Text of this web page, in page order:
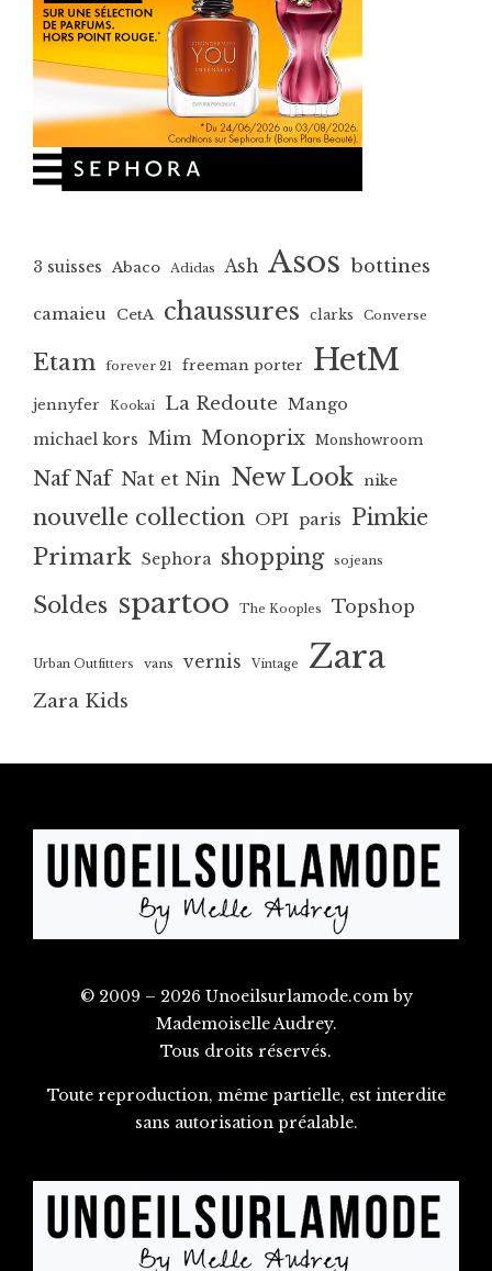
3 suisses Abaco Adidas Ash Asos bottines
camaieu CetA chaussures clarks Converse
Etam forever 21 freeman porter HetM
jennyfer Kookai La Redoute Mango
michael kors Mim Monoprix Monshowroom
Naf Naf Nat et Nin New Look nike
nouvelle collection OPI paris Pimkie
Primark Sephora shopping sojeans
Soldes spartoo The Kooples Topshop
Urban Outfitters vans vernis Vintage Zara
Zara Kids
© 2009 – 2026 Unoeilsurlamode.com by
Mademoiselle Audrey.
Tous droits réservés.
Toute reproduction, même partielle, est interdite
sans autorisation préalable.